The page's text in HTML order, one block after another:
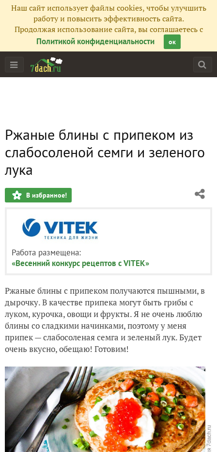
Наш сайт использует файлы cookies, чтобы улучшить
работу и повысить эффективность сайта.
Продолжая использование сайта, вы соглашаетесь с
Политикой конфиденциальности
ок
Ржаные блины с припеком из
слабосоленой семги и зеленого
лука
В избранное!
Работа размещена:
«Весенний конкурс рецептов с VITEK»
Ржаные блины с припеком получаются пышными, в
дырочку. В качестве припека могут быть грибы с
луком, курочка, овощи и фрукты. Я не очень люблю
блины со сладкими начинками, поэтому у меня
припек — слабосоленая семга и зеленый лук. Будет
очень вкусно, обещаю! Готовим!